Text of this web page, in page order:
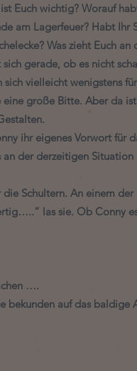
Euch wichtig? Worauf
am Lagerfeuer? Habt Ihr
Was zieht Euch
gerade, ob es nicht
vielleicht wenigstens
große Bitte. Aber da
ihr eigenes Vorwort für
der derzeitigen
Schultern. An einem
las sie. Ob Conny
….
bekunden auf das baldige